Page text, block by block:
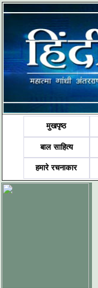
मुखपृष्ठ
बाल साहित्य
हमारे रचनाकार